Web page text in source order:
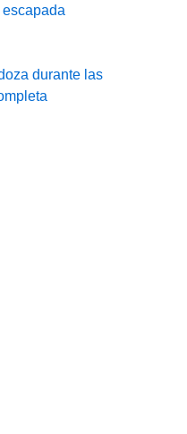
durante las